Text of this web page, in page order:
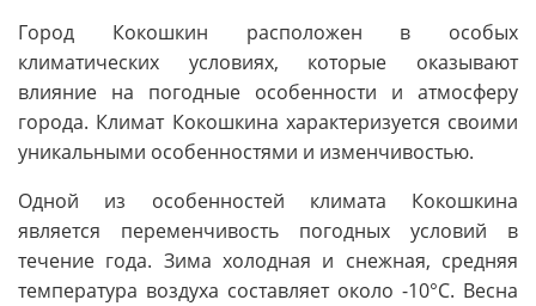
Город Кокошкин расположен в особых
климатических условиях, которые оказывают
влияние на погодные особенности и атмосферу
города. Климат Кокошкина характеризуется своими
уникальными особенностями и изменчивостью.
Одной из особенностей климата Кокошкина
является переменчивость погодных условий в
течение года. Зима холодная и снежная, средняя
температура воздуха составляет около -10°C. Весна